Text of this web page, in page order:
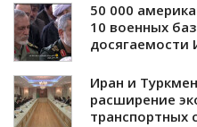
50 000
10 военных
досягаемости
Иран и
расширение
транспортных